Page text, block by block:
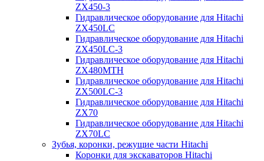
ZX450-3
Гидравлическое оборудование для Hitachi
ZX450LC
Гидравлическое оборудование для Hitachi
ZX450LC-3
Гидравлическое оборудование для Hitachi
ZX480MTH
Гидравлическое оборудование для Hitachi
ZX500LC-3
Гидравлическое оборудование для Hitachi
ZX70
Гидравлическое оборудование для Hitachi
ZX70LC
Зубья, коронки, режущие части Hitachi
Коронки для экскаваторов Hitachi